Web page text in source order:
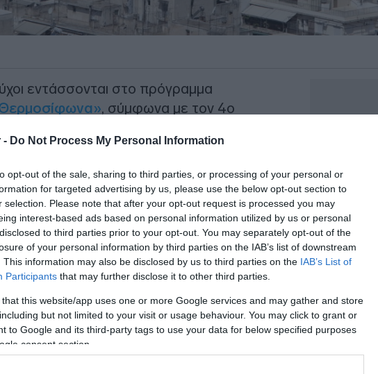
- Do Not Process My Personal Information
opt-out of the sale, sharing to third parties, or processing of your personal or
for targeted advertising by us, please use the below opt-out section to
selection. Please note that after your opt-out request is processed you may
interest-based ads based on personal information utilized by us or personal
to third parties prior to your opt-out. You may separately opt-out of the
of your personal information by third parties on the IAB’s list of downstream
This information may also be disclosed by us to third parties on the IAB’s List of
Participants that may further disclose it to other third parties.
that this website/app uses one or more Google services and may gather and store
but not limited to your visit or usage behaviour. You may click to grant or
to Google and its third-party tags to use your data for below specified purposes
consent section.
εντάσσονται στο πρόγραμμα
, σύμφωνα με τον 4ο
σήμερα το υπουργείο